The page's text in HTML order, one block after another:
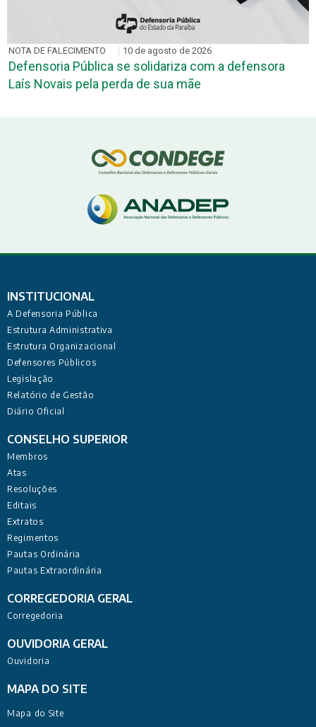
NOTA DE FALECIMENTO 10 de agosto de 2026
Defensoria Pública se solidariza com a defensora
Laís Novais pela perda de sua mãe
INSTITUCIONAL
A Defensoria Pública
Estrutura Administrativa
Estrutura Organizacional
Defensores Públicos
Legislação
Relatório de Gestão
Diário Oficial
CONSELHO SUPERIOR
Membros
Atas
Resoluções
Editais
Extratos
Regimentos
Pautas Ordinária
Pautas Extraordinária
CORREGEDORIA GERAL
Corregedoria
OUVIDORIA GERAL
Ouvidoria
MAPA DO SITE
Mapa do Site